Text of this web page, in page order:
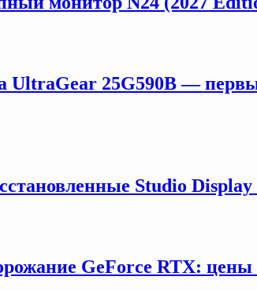
UltraGear 25G590B —
Studio
GeForce RTX: